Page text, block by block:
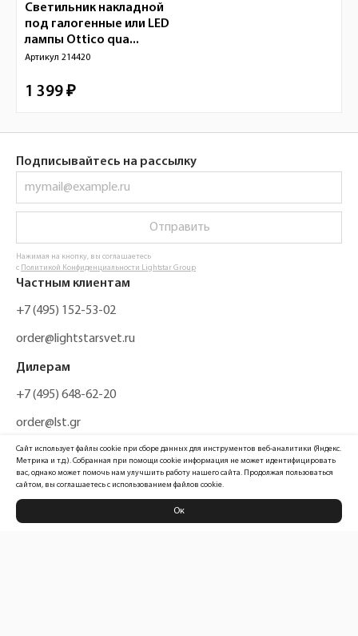
Светильник накладной
под галогенные или LED
лампы Ottico qua...
Артикул 214420
1 399 ₽
Подписывайтесь на рассылку
Отправить
Нажимая на кнопку, вы соглашаетесь
с Политикой Конфиденциальности Lightstar Group
Частным клиентам
+7 (495) 152-53-02
order@lightstarsvet.ru
Дилерам
+7 (495) 648-62-20
order@lst.gr
Политика конфиденциальности
Сайт использует файлы cookie при сборе данных для инструментов веб-аналитики (Яндекс.
Метрика и т.д.). Собранная при помощи cookie информация не может идентифицировать
вас, однако может помочь нам улучшить работу нашего сайта. Продолжая пользоваться
сайтом, вы соглашаетесь с использованием файлов cookie.
Ок